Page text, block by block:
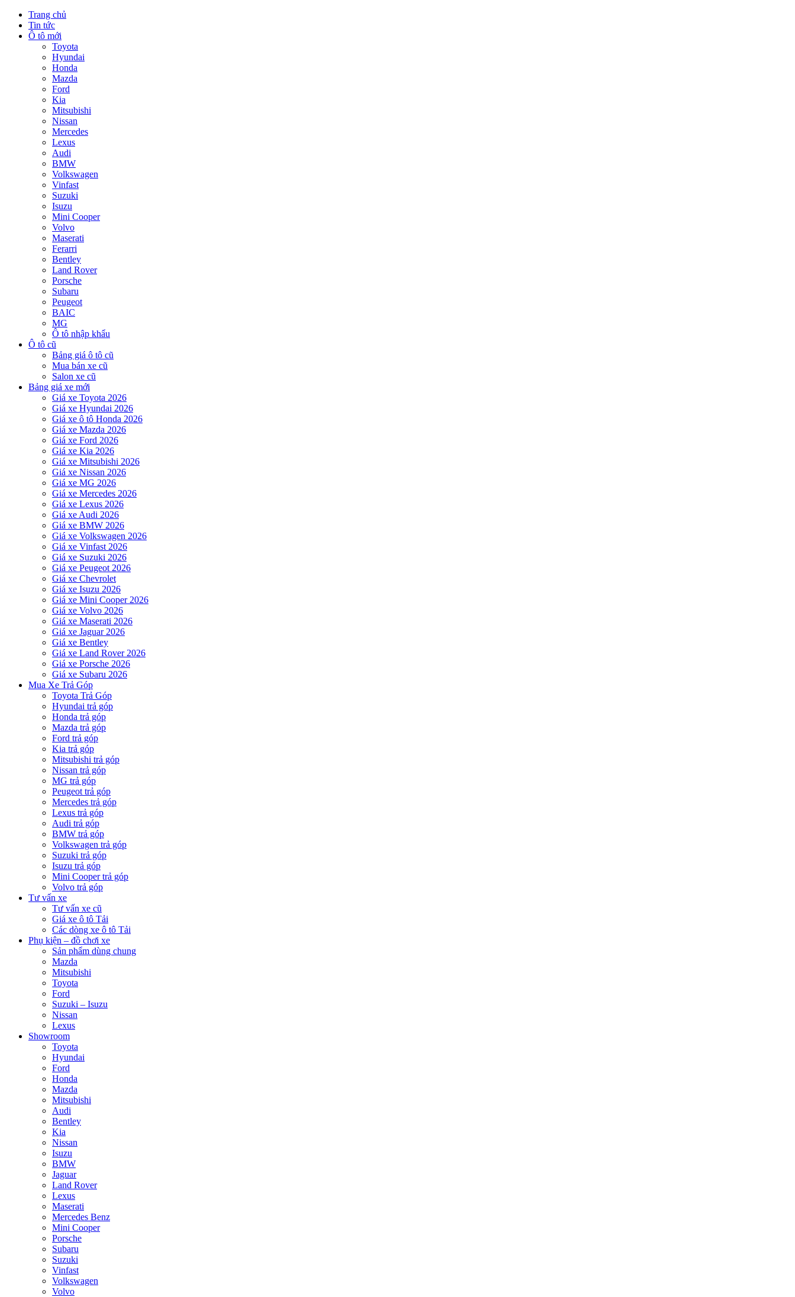
Trang chủ
Tin tức
Ô tô mới
Toyota
Hyundai
Honda
Mazda
Ford
Kia
Mitsubishi
Nissan
Mercedes
Lexus
Audi
BMW
Volkswagen
Vinfast
Suzuki
Isuzu
Mini Cooper
Volvo
Maserati
Ferarri
Bentley
Land Rover
Porsche
Subaru
Peugeot
BAIC
MG
Ô tô nhập khẩu
Ô tô cũ
Bảng giá ô tô cũ
Mua bán xe cũ
Salon xe cũ
Bảng giá xe mới
Giá xe Toyota 2026
Giá xe Hyundai 2026
Giá xe ô tô Honda 2026
Giá xe Mazda 2026
Giá xe Ford 2026
Giá xe Kia 2026
Giá xe Mitsubishi 2026
Giá xe Nissan 2026
Giá xe MG 2026
Giá xe Mercedes 2026
Giá xe Lexus 2026
Giá xe Audi 2026
Giá xe BMW 2026
Giá xe Volkswagen 2026
Giá xe Vinfast 2026
Giá xe Suzuki 2026
Giá xe Peugeot 2026
Giá xe Chevrolet
Giá xe Isuzu 2026
Giá xe Mini Cooper 2026
Giá xe Volvo 2026
Giá xe Maserati 2026
Giá xe Jaguar 2026
Giá xe Bentley
Giá xe Land Rover 2026
Giá xe Porsche 2026
Giá xe Subaru 2026
Mua Xe Trả Góp
Toyota Trả Góp
Hyundai trả góp
Honda trả góp
Mazda trả góp
Ford trả góp
Kia trả góp
Mitsubishi trả góp
Nissan trả góp
MG trả góp
Peugeot trả góp
Mercedes trả góp
Lexus trả góp
Audi trả góp
BMW trả góp
Volkswagen trả góp
Suzuki trả góp
Isuzu trả góp
Mini Cooper trả góp
Volvo trả góp
Tư vấn xe
Tư vấn xe cũ
Giá xe ô tô Tải
Các dòng xe ô tô Tải
Phụ kiện – đồ chơi xe
Sản phẩm dùng chung
Mazda
Mitsubishi
Toyota
Ford
Suzuki – Isuzu
Nissan
Lexus
Showroom
Toyota
Hyundai
Ford
Honda
Mazda
Mitsubishi
Audi
Bentley
Kia
Nissan
Isuzu
BMW
Jaguar
Land Rover
Lexus
Maserati
Mercedes Benz
Mini Cooper
Porsche
Subaru
Suzuki
Vinfast
Volkswagen
Volvo